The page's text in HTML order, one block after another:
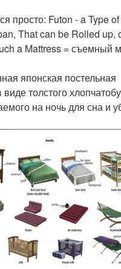
просто: Futon - a Type
That can be Rolled up,
a Mattress = съемный
японская постельная
толстого
на ночь для сна и